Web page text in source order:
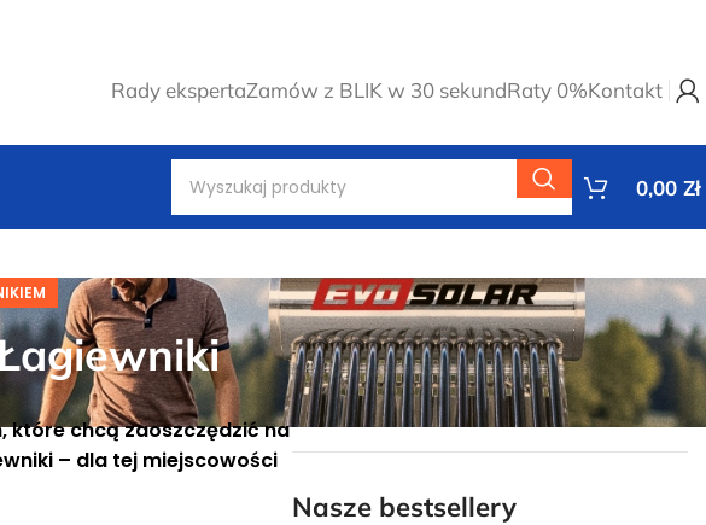
Rady ekspertaZamów z BLIK w 30 sekundRaty 0%Kontakt
0,00 Zł
które chcą zaoszczędzić na
– dla tej miejscowości
Nasze bestsellery